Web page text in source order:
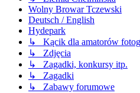
Wolny Browar Tczewski
Deutsch / English
Hydepark
↳ Kącik dla amatorów
↳ Zdjęcia
↳ Zagadki, konkursy itp.
↳ Zagadki
↳ Zabawy forumowe